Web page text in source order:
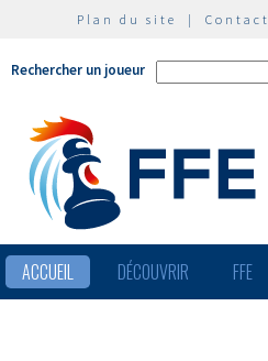
Plan du site | Contact
Rechercher un joueur
ACCUEIL DÉCOUVRIR FFE